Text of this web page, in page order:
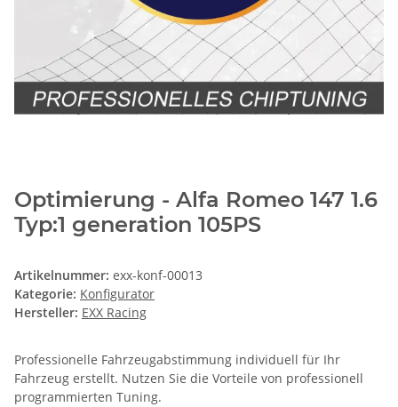
Optimierung - Alfa Romeo 147 1.6
Typ:1 generation 105PS
Artikelnummer: exx-konf-00013
Kategorie: Konfigurator
Hersteller: EXX Racing
Professionelle Fahrzeugabstimmung individuell für Ihr
Fahrzeug erstellt. Nutzen Sie die Vorteile von professionell
programmierten Tuning.